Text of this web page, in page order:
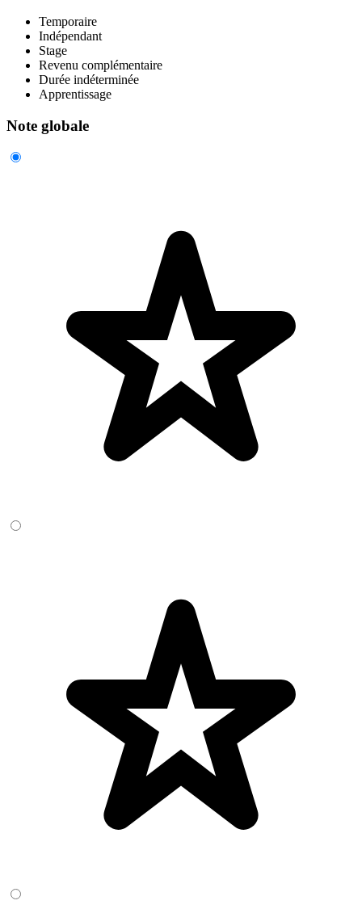
Temporaire
Indépendant
Stage
Revenu complémentaire
Durée indéterminée
Apprentissage
Note globale